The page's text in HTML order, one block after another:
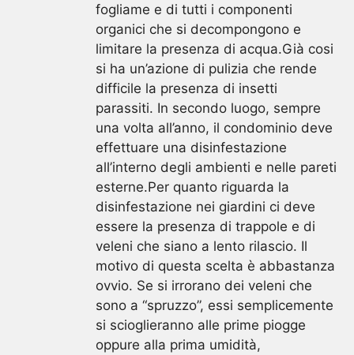
fogliame e di tutti i componenti
organici che si decompongono e
limitare la presenza di acqua.Già cosi
si ha un’azione di pulizia che rende
difficile la presenza di insetti
parassiti. In secondo luogo, sempre
una volta all’anno, il condominio deve
effettuare una disinfestazione
all’interno degli ambienti e nelle pareti
esterne.Per quanto riguarda la
disinfestazione nei giardini ci deve
essere la presenza di trappole e di
veleni che siano a lento rilascio. Il
motivo di questa scelta è abbastanza
ovvio. Se si irrorano dei veleni che
sono a “spruzzo”, essi semplicemente
si scioglieranno alle prime piogge
oppure alla prima umidità,